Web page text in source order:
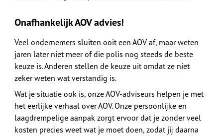
Onafhankelijk AOV advies!
Veel ondernemers sluiten ooit een AOV af, maar weten
jaren later niet meer of die polis nog steeds de beste
keuze is. Anderen stellen de keuze uit omdat ze niet
zeker weten wat verstandig is.
Wat je situatie ook is, onze AOV-adviseurs helpen je met
het eerlijke verhaal over AOV. Onze persoonlijke en
laagdrempelige aanpak zorgt ervoor dat je zonder veel
kosten precies weet wat je moet doen, zodat jij daarna